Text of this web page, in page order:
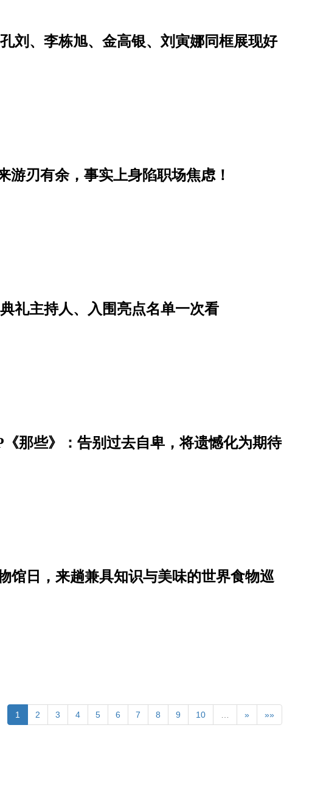
刘、李栋旭、金高银、刘寅娜同框展现好
游刃有余，事实上身陷职场焦虑！
礼主持人、入围亮点名单一次看
那些》：告别过去自卑，将遗憾化为期待
馆日，来趟兼具知识与美味的世界食物巡
1 2 3 4 5 6 7 8 9 10 … » »»